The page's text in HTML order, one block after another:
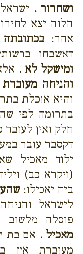
ושחרור .
הלוה יצא
אחר:
דאשבחו
ומישקל לא .
והניחה
והיא אוכלת
בתרומה לפי
חלק ואין
דקסבר עובר
ילוד מאכיל
(ויקרא כב)
ביה יאכילו:
לישראל
פוסלה מלשוב
מאכיל . אם בת
מעוברת אין